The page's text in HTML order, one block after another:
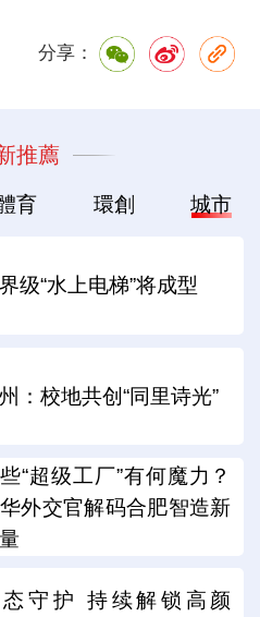
分享：
推薦
育 環創 城市
级“水上电梯”将成型
：校地共创“同里诗光”
“超级工厂”有何魔力？
外交官解码合肥智造新
守护 持续解锁高颜